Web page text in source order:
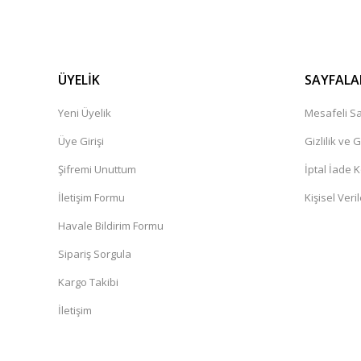
ÜYELİK
Yeni Üyelik
Üye Girişi
Şifremi Unuttum
İletişim Formu
Havale Bildirim Formu
Sipariş Sorgula
Kargo Takibi
İletişim
Mesafeli
Gizlilik ve
İptal İade
Kişisel